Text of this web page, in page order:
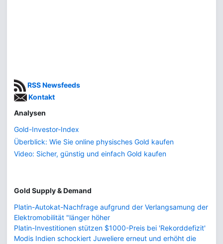
RSS Newsfeeds
Kontakt
Analysen
Gold-Investor-Index
Überblick: Wie Sie online physisches Gold kaufen
Video: Sicher, günstig und einfach Gold kaufen
Gold Supply & Demand
Platin-Autokat-Nachfrage aufgrund der Verlangsamung der
Elektromobilität "länger höher
Platin-Investitionen stützen $1000-Preis bei 'Rekorddefizit'
Modis Indien schockiert Juweliere erneut und erhöht die